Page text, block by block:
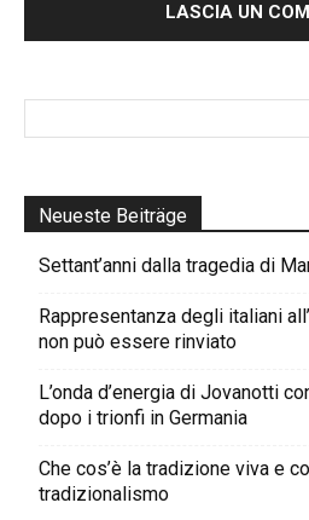
Neueste Beiträge
Settant’anni dalla tragedia di
Rappresentanza degli italiani
non può essere rinviato
L’onda d’energia di Jovanotti
dopo i trionfi in Germania
Che cos’è la tradizione viva e
tradizionalismo